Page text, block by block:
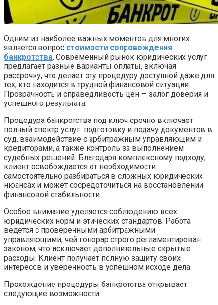
Одним из наиболее важных моментов для многих
является вопрос стоимости сопровождения
банкротства. Современный рынок юридических услуг
предлагает разные варианты оплаты, включая
рассрочку, что делает эту процедуру доступной даже для
тех, кто находится в трудной финансовой ситуации.
Прозрачность и справедливость цен — залог доверия и
успешного результата.
Процедура банкротства под ключ срочно включает
полный спектр услуг: подготовку и подачу документов в
суд, взаимодействие с арбитражным управляющим и
кредиторами, а также контроль за выполнением
судебных решений. Благодаря комплексному подходу,
клиент освобождается от необходимости
самостоятельно разбираться в сложных юридических
нюансах и может сосредоточиться на восстановлении
финансовой стабильности.
Особое внимание уделяется соблюдению всех
юридических норм и этических стандартов. Работа
ведется с проверенными арбитражными
управляющими, чей гонорар строго регламентирован
законом, что исключает дополнительные скрытые
расходы. Клиент получает полную защиту своих
интересов и уверенность в успешном исходе дела.
Прохождение процедуры банкротства открывает
следующие возможности: